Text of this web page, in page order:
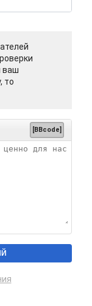
ваш
то
[BBcode]